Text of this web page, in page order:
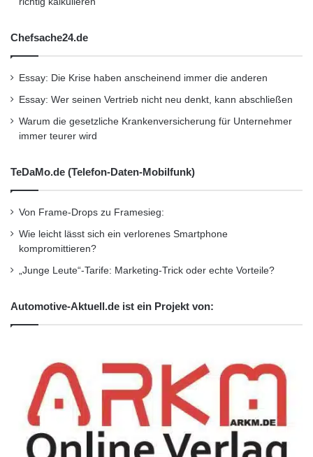
Tieferlegung
Chefsache24.de
Essay: Die Krise haben anscheinend immer die anderen
Essay: Wer seinen Vertrieb nicht neu denkt, kann abschließen
Warum die gesetzliche Krankenversicherung für Unternehmer
immer teurer wird
TeDaMo.de (Telefon-Daten-Mobilfunk)
Von Frame-Drops zu Framesieg:
Wie leicht lässt sich ein verlorenes Smartphone
kompromittieren?
„Junge Leute“-Tarife: Marketing-Trick oder echte Vorteile?
Automotive-Aktuell.de ist ein Projekt von: